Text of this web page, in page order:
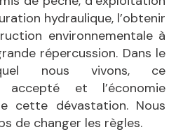
hydraulique, l’obtenir
environnementale à
répercussion. Dans le
nous vivons, ce
et l’économie
cette dévastation. Nous
de changer les règles.